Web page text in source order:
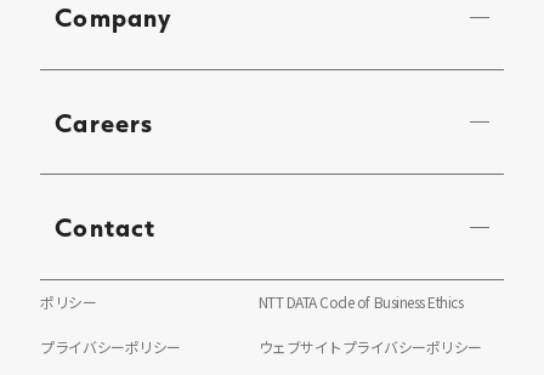
Company
Careers
Contact
ポリシー NTT DATA Code of Business Ethics
プライバシーポリシー ウェブサイトプライバシーポリシー